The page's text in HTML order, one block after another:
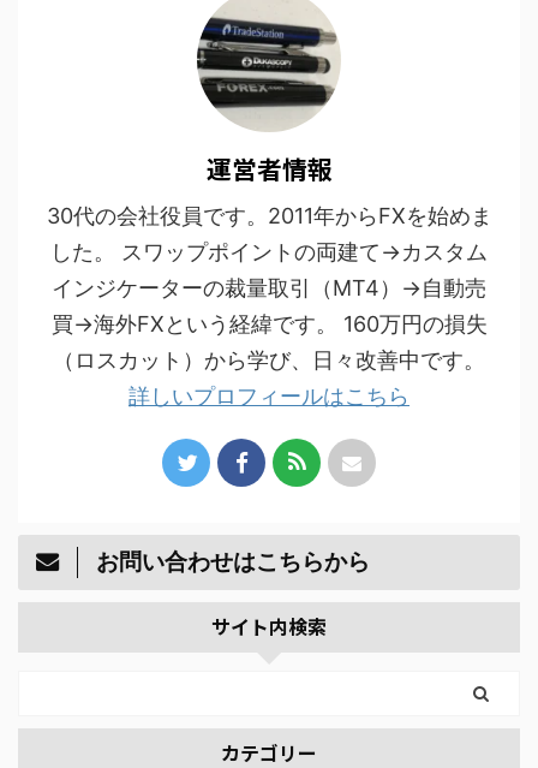
運営者情報
30代の会社役員です。2011年からFXを始めま
した。 スワップポイントの両建て→カスタム
インジケーターの裁量取引（MT4）→自動売
買→海外FXという経緯です。 160万円の損失
（ロスカット）から学び、日々改善中です。
詳しいプロフィールはこちら
お問い合わせはこちらから
サイト内検索
カテゴリー